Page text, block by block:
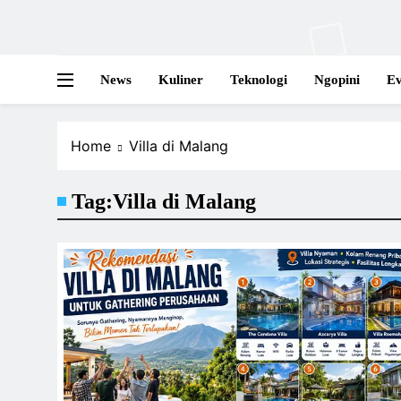
News Kuliner Teknologi Ngopini
Home Villa di Malang
Tag:Villa di Malang